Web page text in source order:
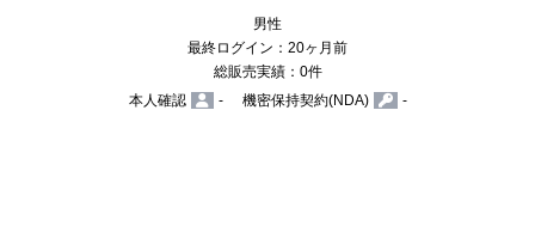
男性
最終ログイン：20ヶ月前
総販売実績：0件
本人確認
- 機密保持契約(NDA) -